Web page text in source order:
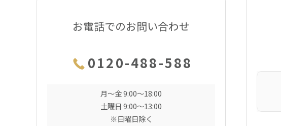
お電話でのお問い合わせ
0120-488-588
月〜金 9:00〜18:00
土曜日 9:00〜13:00
※日曜日除く